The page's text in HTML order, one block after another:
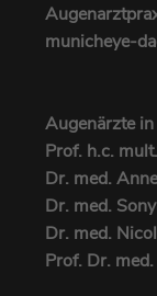
Augenärzte
Prof. h.c.
Dr. med.
Dr. med.
Dr. med.
Prof. Dr.
municheye-